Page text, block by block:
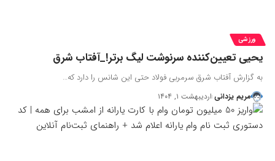
ورزشی
یحیی تعیین‌کننده سرنوشت لیگ برتر!_آفتاب شرق
به گزارش آفتاب شرق سرمربی فولاد حتی این شانس را دارد که…
مریم یزدانی اردیبهشت ۱, ۱۴۰۴